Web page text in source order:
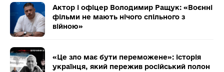
Актор і офіцер Володимир Ращук: «Воєнні
фільми не мають нічого спільного з
війною»
«Це зло має бути переможене»: історія
українця, який пережив російський полон